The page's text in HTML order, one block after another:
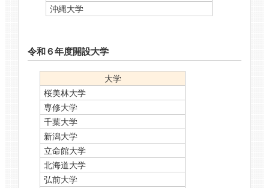
沖縄大学
令和６年度開設大学
大学
桜美林大学
専修大学
千葉大学
新潟大学
立命館大学
北海道大学
弘前大学